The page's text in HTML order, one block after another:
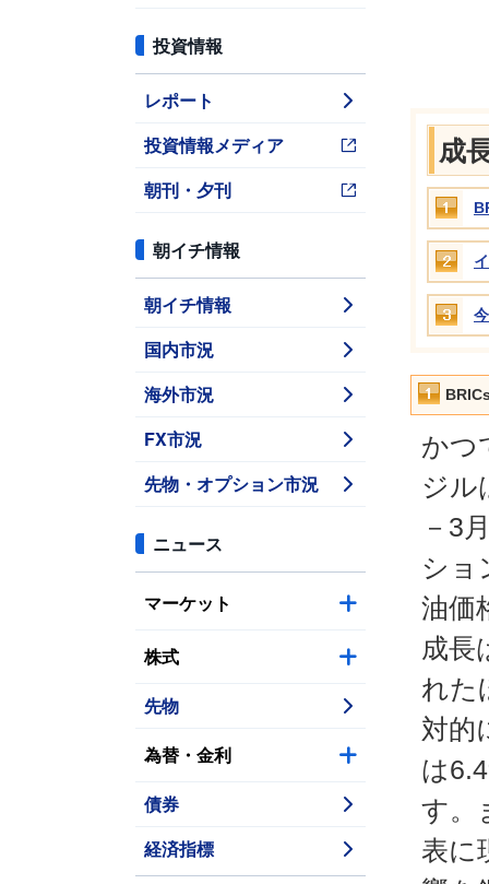
投資情報
レポート
投資情報メディア
朝刊・夕刊
朝イチ情報
朝イチ情報
国内市況
海外市況
FX市況
先物・オプション市況
ニュース
マーケット
株式
先物
為替・金利
債券
経済指標
成
かつ
ジル
－3
ショ
油価
成長
れた
対的
は
す。
表に